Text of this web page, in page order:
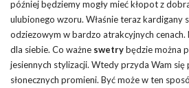
później będziemy mogły mieć kłopot z
ulubionego wzoru. Właśnie teraz kardigany
odziezowym w bardzo atrakcyjnych cenach.
dla siebie. Co ważne swetrybędzie można
jesiennych stylizacji. Wtedy przyda Wam się
słonecznych promieni. Być może w ten